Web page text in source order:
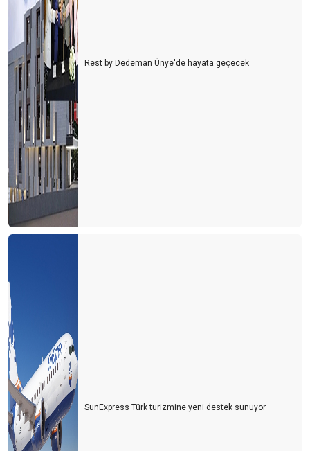
Rest by Dedeman Ünye'de hayata geçecek
SunExpress Türk turizmine yeni destek sunuyor